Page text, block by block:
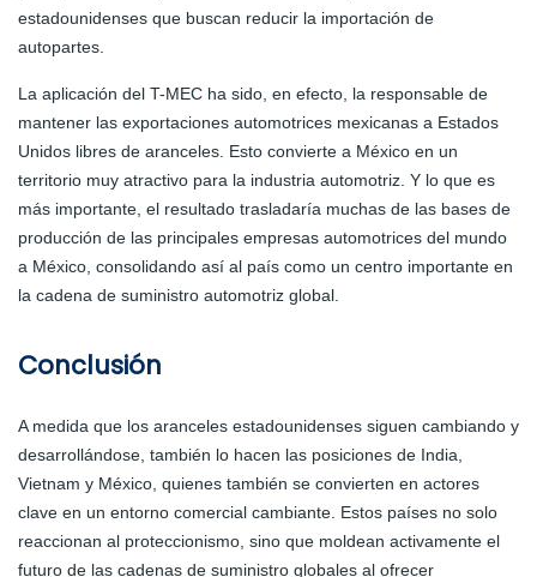
estadounidenses que buscan reducir la importación de
autopartes.
La aplicación del T-MEC ha sido, en efecto, la responsable de
mantener las exportaciones automotrices mexicanas a Estados
Unidos libres de aranceles. Esto convierte a México en un
territorio muy atractivo para la industria automotriz. Y lo que es
más importante, el resultado trasladaría muchas de las bases de
producción de las principales empresas automotrices del mundo
a México, consolidando así al país como un centro importante en
la cadena de suministro automotriz global.
Conclusión
A medida que los aranceles estadounidenses siguen cambiando y
desarrollándose, también lo hacen las posiciones de India,
Vietnam y México, quienes también se convierten en actores
clave en un entorno comercial cambiante. Estos países no solo
reaccionan al proteccionismo, sino que moldean activamente el
futuro de las cadenas de suministro globales al ofrecer